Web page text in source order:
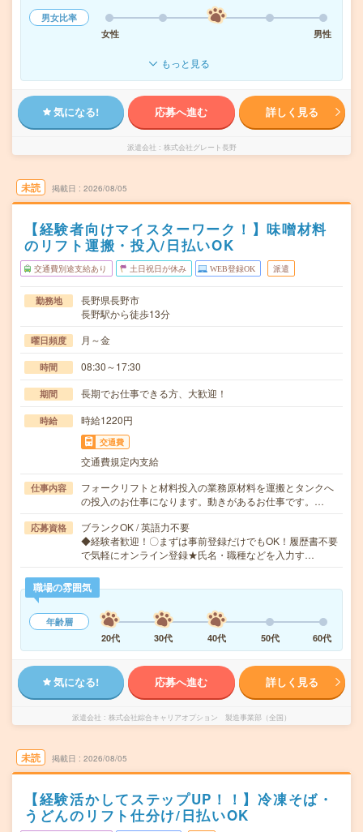
男女比率
女性
男性
もっと見る
気になる! 応募へ進む 詳しく見る
派遣会社 株式会社グレート長野
未読 掲載日 2026/08/05
【経験者向けマイスターワーク！】味噌材料
のリフト運搬・投入/日払いOK
交通費別途支給あり 土日祝日が休み WEB登録OK 派遣
勤務地
長野県長野市
長野駅から徒歩13分
曜日頻度 月～金
時間 08:30～17:30
期間 長期でお仕事できる方、大歓迎！
時給 時給1220円
交通費
交通費規定内支給
仕事内容
フォークリフトと材料投入の業務原材料を運搬とタンクへ
の投入のお仕事になります。動きがあるお仕事です。…
応募資格
ブランクOK / 英語力不要
◆経験者歓迎！〇まずは事前登録だけでもOK！履歴書不要
で気軽にオンライン登録★氏名・職種などを入力す…
職場の雰囲気
年齢層
20代
30代 40代 50代 60代
気になる! 応募へ進む 詳しく見る
派遣会社 株式会社綜合キャリアオプション 製造事業部（全国）
未読 掲載日 2026/08/05
【経験活かしてステップUP！！】冷凍そば・
うどんのリフト仕分け/日払いOK